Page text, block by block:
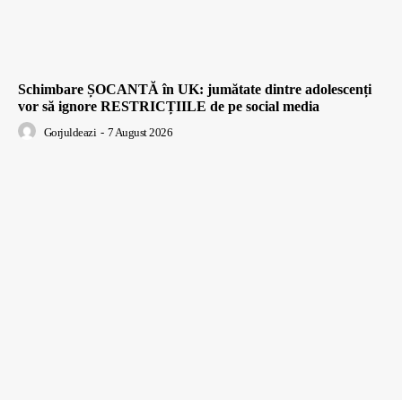
Schimbare ȘOCANTĂ în UK: jumătate dintre adolescenți
vor să ignore RESTRICȚIILE de pe social media
Gorjuldeazi - 7 August 2026